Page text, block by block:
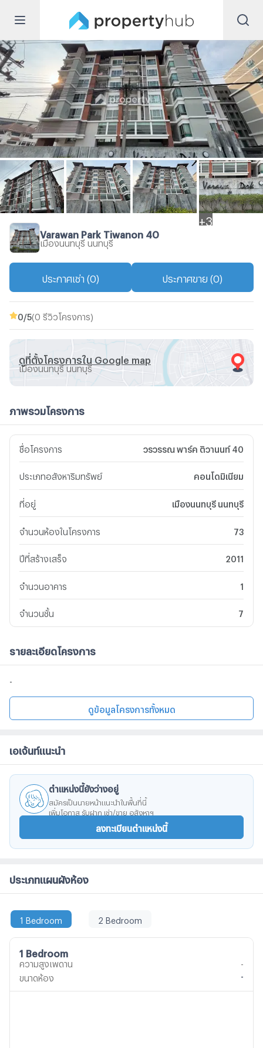
+ 3
Varawan Park Tiwanon 40
เมืองนนทบุรี นนทบุรี
ประกาศเช่า (0) ประกาศขาย (0)
0 /5(0 รีวิวโครงการ)
ดูที่ตั้งโครงการใน Google map
เมืองนนทบุรี นนทบุรี
ภาพรวมโครงการ
ชื่อโครงการ วรวรรณ พาร์ค ติวานนท์ 40
ประเภทอสังหาริมทรัพย์ คอนโดมิเนียม
ที่อยู่ เมืองนนทบุรี นนทบุรี
จำนวนห้องในโครงการ 73
ปีที่สร้างเสร็จ 2011
จำนวนอาคาร 1
จำนวนชั้น 7
รายละเอียดโครงการ
ดูข้อมูลโครงการทั้งหมด
เอเจ้นท์แนะนำ
ตำแหน่งนี้ยังว่างอยู่
สมัครเป็นนายหน้าแนะนำในพื้นที่นี้
เพิ่มโอกาส รับฝาก เช่า/ขาย อสังหาฯ
ลงทะเบียนตำแหน่งนี้
ประเภทแผนผังห้อง
1 Bedroom 2 Bedroom
1 Bedroom
ความสูงเพดาน
ขนาดห้อง